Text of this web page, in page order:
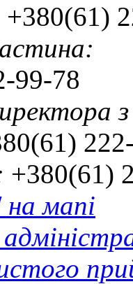
+380(61)
99-78
+380(61)
мапі